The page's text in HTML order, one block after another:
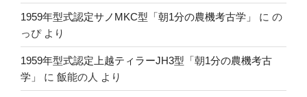
1959年型式認定サノMKC型「朝1分の農機考古学」 に の
っぴより
1959年型式認定上越ティラーJH3型「朝1分の農機考古
学」
に 飯能の人 より